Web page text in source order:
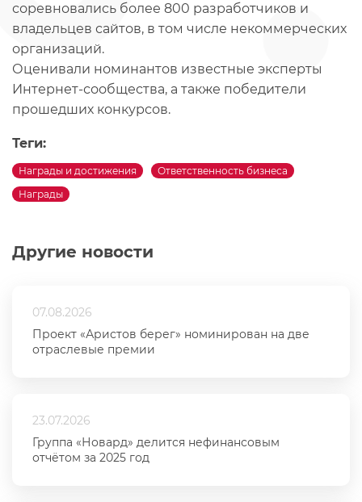
Другие новости
07.08.2026
Проект «Аристов берег» номинирован на две
отраслевые премии
23.07.2026
Группа «Новард» делится нефинансовым
отчётом за 2025 год
соревновались более 800 разработчиков и
владельцев сайтов, в том числе некоммерческих
организаций.
Оценивали номинантов известные эксперты
Интернет-сообщества, а также победители
прошедших конкурсов.
Теги:
Награды и достижения
Ответственность бизнеса
Награды